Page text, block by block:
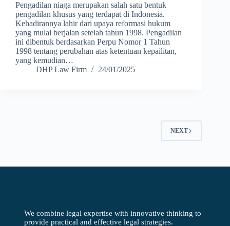
Pengadilan niaga merupakan salah satu bentuk
pengadilan khusus yang terdapat di Indonesia.
Kehadirannya lahir dari upaya reformasi hukum
yang mulai berjalan setelah tahun 1998. Pengadilan
ini dibentuk berdasarkan Perpu Nomor 1 Tahun
1998 tentang perubahan atas ketentuan kepailitan,
yang kemudian…
DHP Law Firm
24/01/2025
NEXT
We combine legal expertise with innovative thinking to
provide practical and effective legal strategies.